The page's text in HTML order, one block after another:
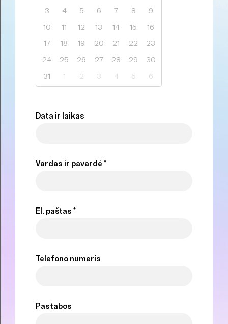
3
4 5 6 7 8
9
10
11 12 13 14 15
16
17
18 19 20 21 22
23
24
25 26 27 28 29
30
31
1 2 3 4 5 6
Data ir laikas
Vardas ir pavardė *
El. paštas *
Telefono numeris
Pastabos